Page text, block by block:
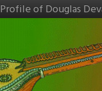
Profile of Douglas